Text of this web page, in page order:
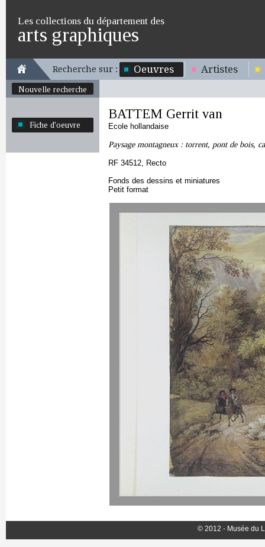
Les collections du département des
arts graphiques
Recherche sur : Oeuvres Artistes
Nouvelle recherche
Fiche d'oeuvre
BATTEM Gerrit van
Ecole hollandaise
Paysage montagneux : torrent, pont de bois,
RF 34512, Recto
Fonds des dessins et miniatures
Petit format
© 2012 - Musée du